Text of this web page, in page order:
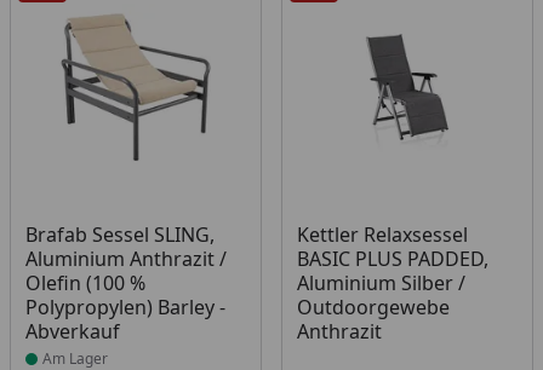
Brafab Sessel SLING,
Aluminium Anthrazit /
Olefin (100 %
Polypropylen) Barley -
Abverkauf
Produkt am Lager
Am Lager
Kettler Relaxsessel
BASIC PLUS PADDED,
Aluminium Silber /
Outdoorgewebe
Anthrazit